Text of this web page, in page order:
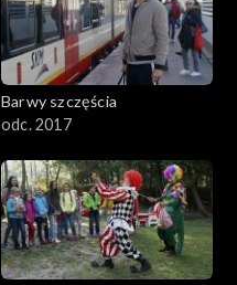
Barwy szczęścia
odc. 2017